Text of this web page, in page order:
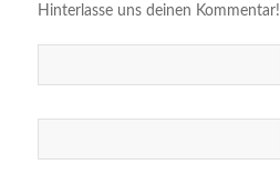
Hinterlasse uns deinen Kommentar!